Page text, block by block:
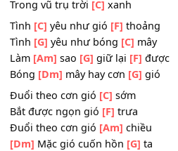
Thả tình lên cao [C]
Mong bắt nàng mây[Dm]trắng
Cùng nàng dệt cõi[G]mơ
Trong vũ trụ trời[C]xanh
Tình[C]yêu như gió[F]
Tình[G] yêu như bóng[C]
Làm[Am]sao[G]giữ lại[F]
Bóng[Dm]mây hay cơn [G]